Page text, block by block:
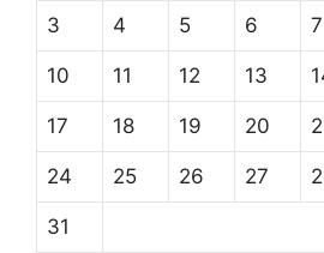
3 4 5 6 7
10 11 12 13
17 18 19 20
24 25 26 27
31